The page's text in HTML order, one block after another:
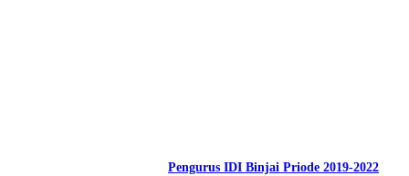
Pengurus IDI Binjai Priode 2019-2022